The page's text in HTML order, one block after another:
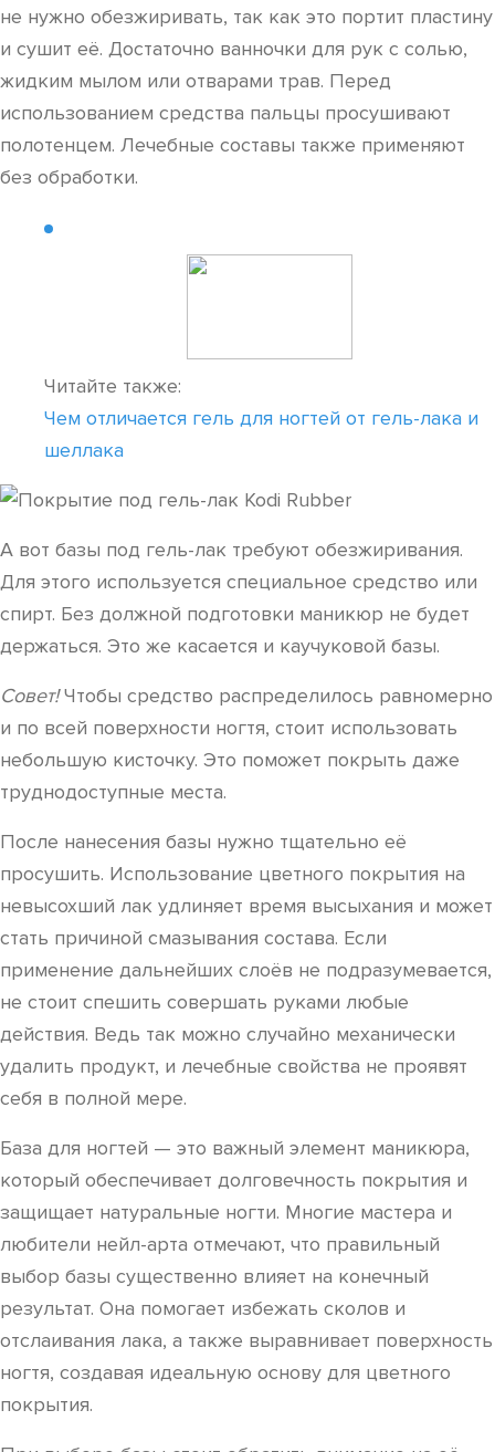
не нужно обезжиривать, так как это портит пластину
и сушит её. Достаточно ванночки для рук с солью,
жидким мылом или отварами трав. Перед
использованием средства пальцы просушивают
полотенцем. Лечебные составы также применяют
без обработки.
Читайте также:
Чем отличается гель для ногтей от гель-лака и
шеллака
А вот базы под гель-лак требуют обезжиривания.
Для этого используется специальное средство или
спирт. Без должной подготовки маникюр не будет
держаться. Это же касается и каучуковой базы.
Совет!Чтобы средство распределилось равномерно
и по всей поверхности ногтя, стоит использовать
небольшую кисточку. Это поможет покрыть даже
труднодоступные места.
После нанесения базы нужно тщательно её
просушить. Использование цветного покрытия на
невысохший лак удлиняет время высыхания и может
стать причиной смазывания состава. Если
применение дальнейших слоёв не подразумевается,
не стоит спешить совершать руками любые
действия. Ведь так можно случайно механически
удалить продукт, и лечебные свойства не проявят
себя в полной мере.
База для ногтей — это важный элемент маникюра,
который обеспечивает долговечность покрытия и
защищает натуральные ногти. Многие мастера и
любители нейл-арта отмечают, что правильный
выбор базы существенно влияет на конечный
результат. Она помогает избежать сколов и
отслаивания лака, а также выравнивает поверхность
ногтя, создавая идеальную основу для цветного
покрытия.